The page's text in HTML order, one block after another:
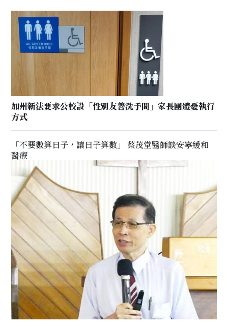
加州新法要求公校設「性別友善洗手間」家長團體憂執行
方式
「不要數算日子，讓日子算數」 蔡茂堂醫師談安寧緩和
醫療